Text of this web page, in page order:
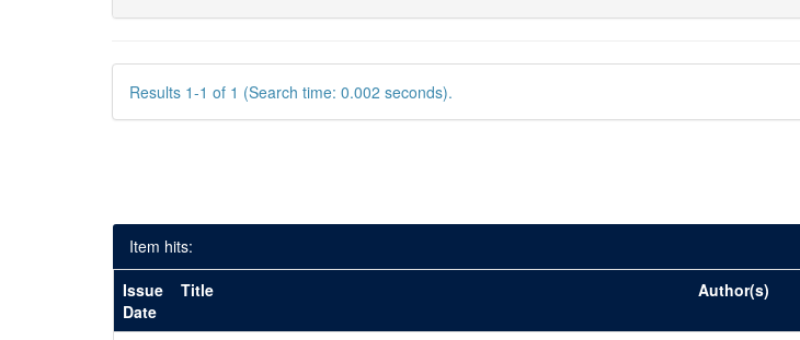
Results 1-1 of 1 (Search time: 0.002 seconds).
Item hits:
Issue
Date
Title Author(s)